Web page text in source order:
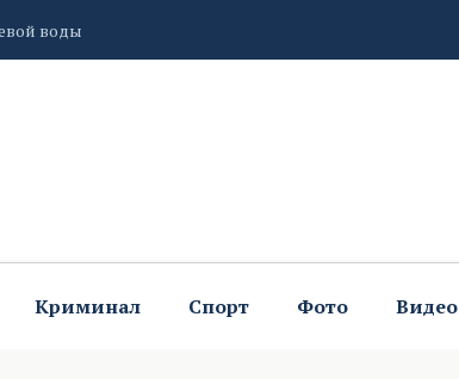
градусов
Криминал Спорт Фото Видео